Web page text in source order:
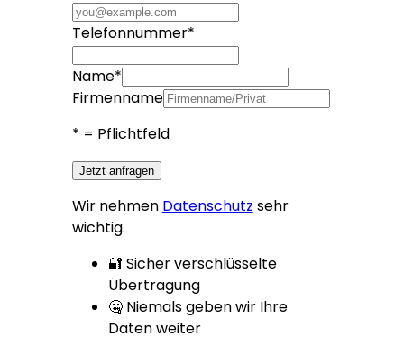
Telefonnummer*
Name*
Firmenname
* = Pflichtfeld
Jetzt anfragen
Wir nehmen Datenschutz sehr
wichtig.
🔐 Sicher verschlüsselte
Übertragung
🤐 Niemals geben wir Ihre
Daten weiter